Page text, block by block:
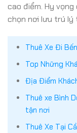
cao điểm. Hy
chọn nơi lưu trú lý
Thuê Xe Đi
Top Những
Địa Điểm
Thuê xe Bình
tận nơi
Thuê Xe Tại